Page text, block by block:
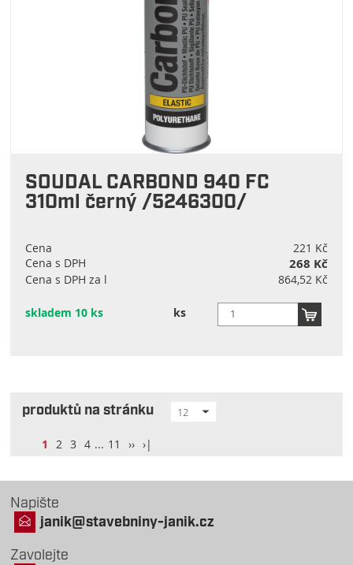
SOUDAL CARBOND 940 FC
310ml černý /5246300/
Cena
221 Kč
Cena s DPH
268 Kč
Cena s DPH za l 864,52 Kč
skladem 10 ks ks
produktů na stránku 12
1 2 3 4 ... 11 ›› ›|
Napište
janik@stavebniny-janik.cz
Zavolejte